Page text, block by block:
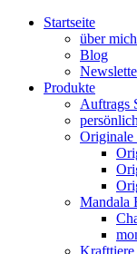
Startseite
über mich
Blog
Produkte
Auftrags
Originale
Mandala